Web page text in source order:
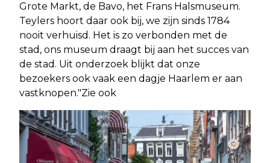
Grote Markt, de Bavo, het Frans Halsmuseum.
Teylers hoort daar ook bij, we zijn sinds 1784
nooit verhuisd. Het is zo verbonden met de
stad, ons museum draagt bij aan het succes van
de stad. Uit onderzoek blijkt dat onze
bezoekers ook vaak een dagje Haarlem er aan
vastknopen."Zie ook